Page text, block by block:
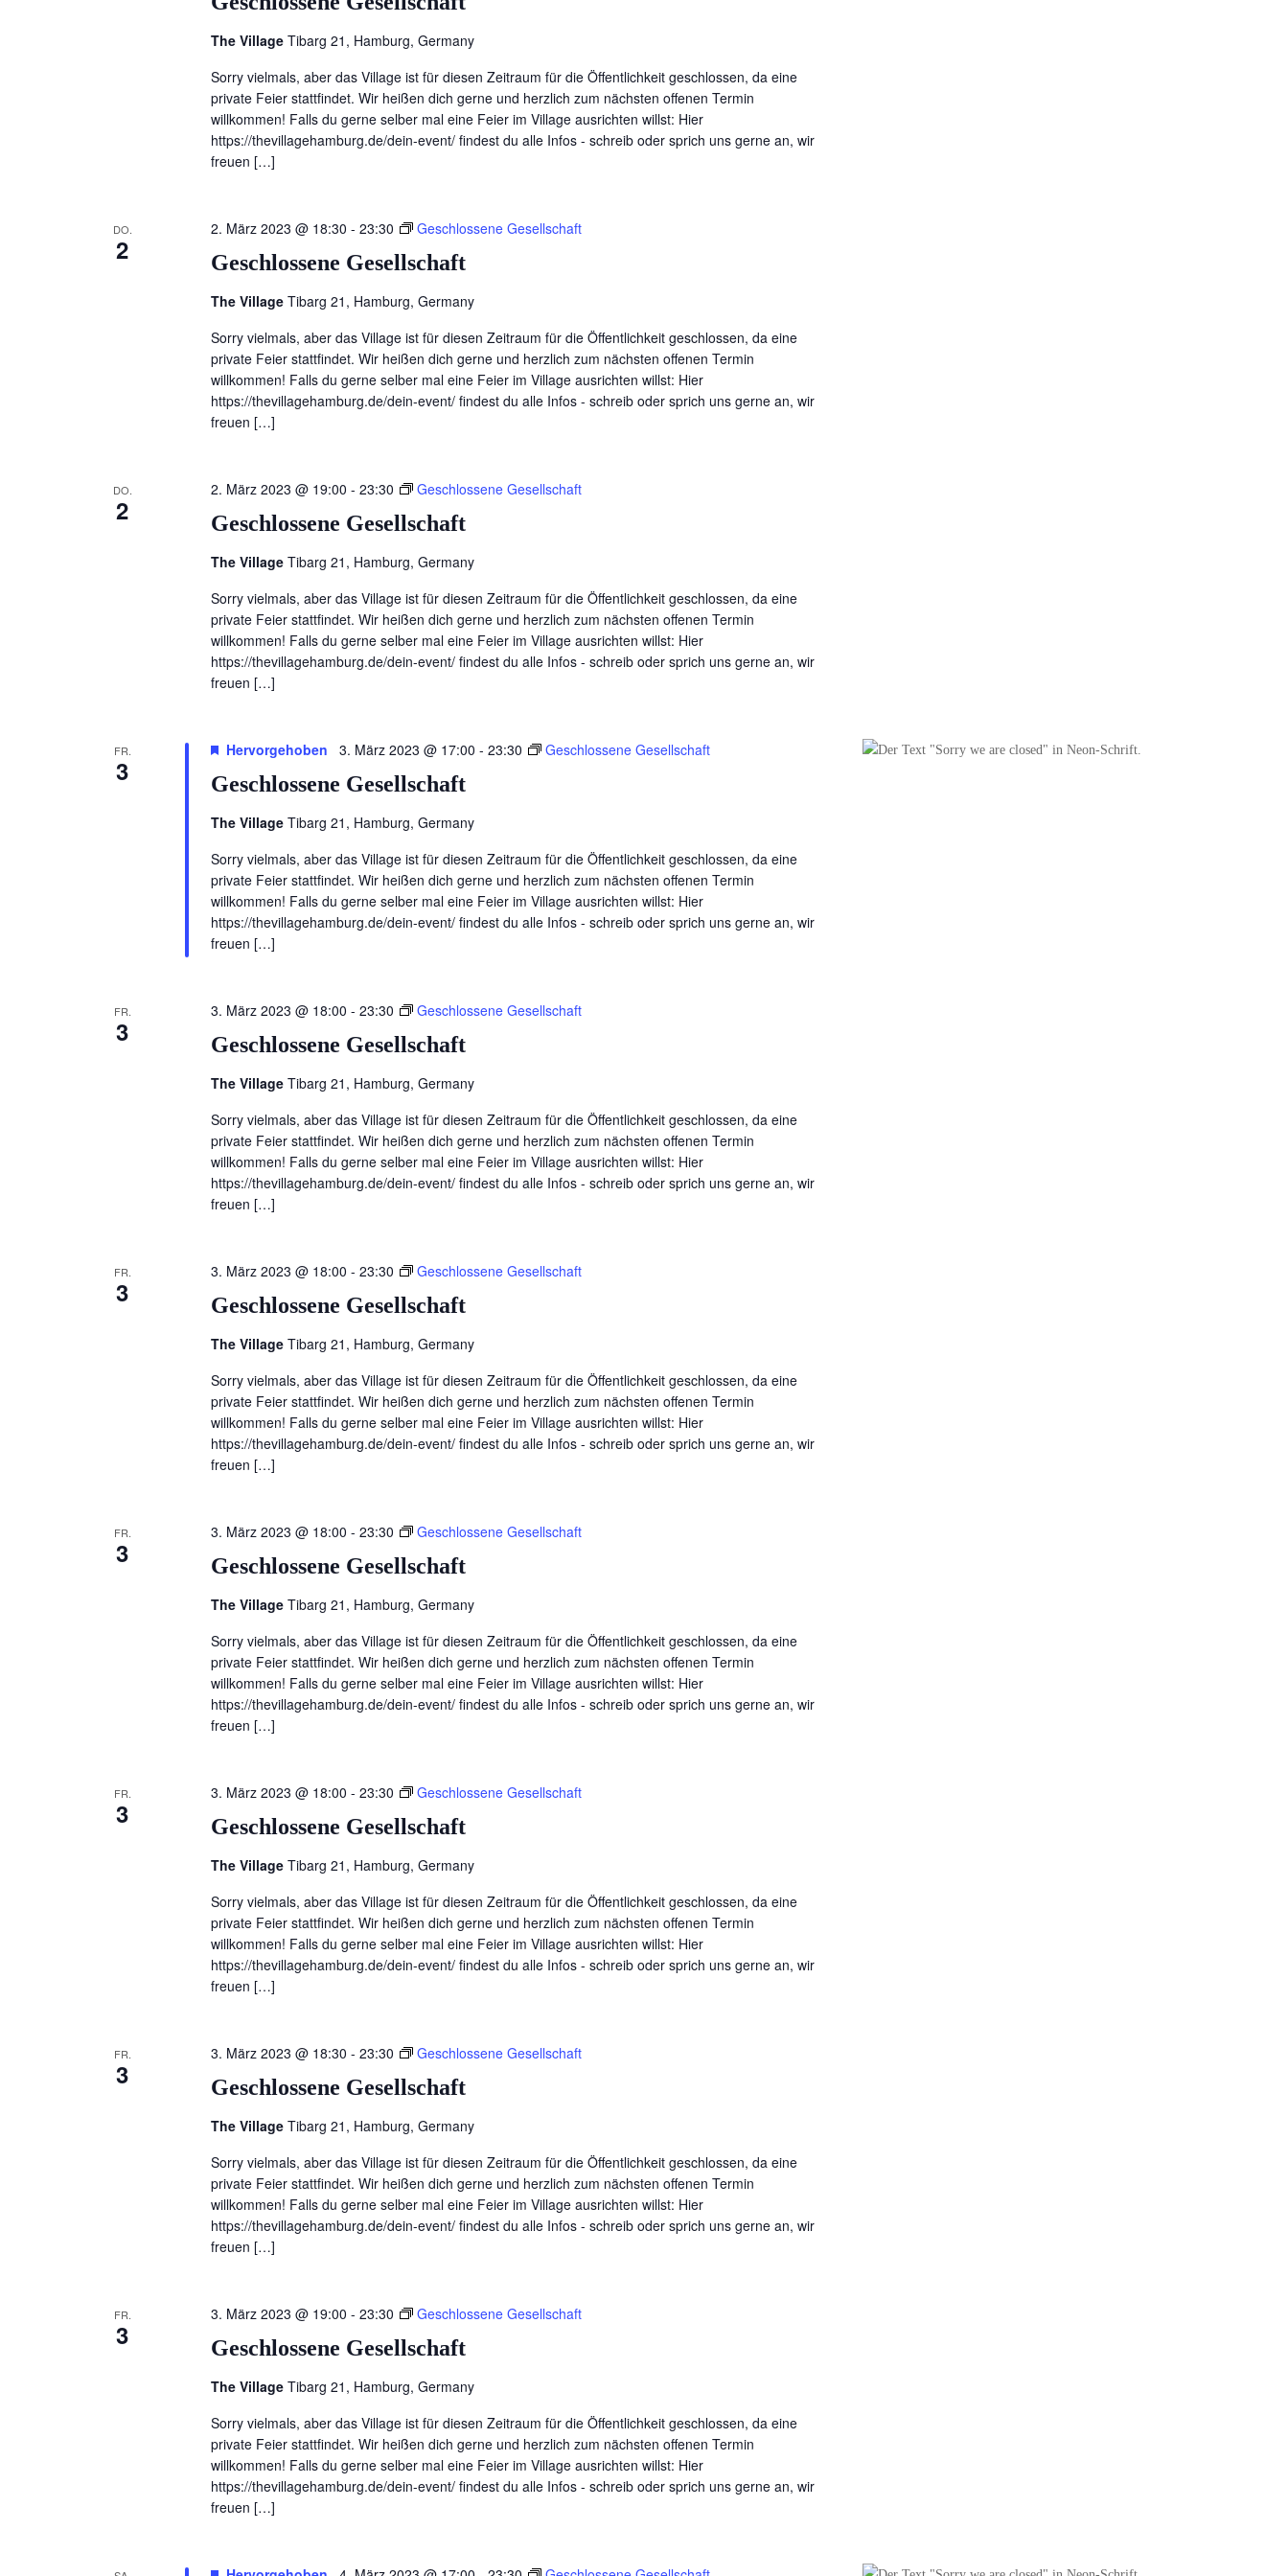
The Village Tibarg 21, Hamburg, Germany
Sorry vielmals, aber das Village ist für diesen Zeitraum für die Öffentlichkeit geschlossen, da eine
private Feier stattfindet. Wir heißen dich gerne und herzlich zum nächsten offenen Termin
willkommen! Falls du gerne selber mal eine Feier im Village ausrichten willst: Hier
https://thevillagehamburg.de/dein-event/ findest du alle Infos - schreib oder sprich uns gerne an, wir
freuen […]
DO.
2 Geschlossene Gesellschaft
2. März 2023 @ 18:30 - 23:30 Geschlossene Gesellschaft
The Village Tibarg 21, Hamburg, Germany
Sorry vielmals, aber das Village ist für diesen Zeitraum für die Öffentlichkeit geschlossen, da eine
private Feier stattfindet. Wir heißen dich gerne und herzlich zum nächsten offenen Termin
willkommen! Falls du gerne selber mal eine Feier im Village ausrichten willst: Hier
https://thevillagehamburg.de/dein-event/ findest du alle Infos - schreib oder sprich uns gerne an, wir
freuen […]
DO.
2 Geschlossene Gesellschaft
2. März 2023 @ 19:00 - 23:30 Geschlossene Gesellschaft
The Village Tibarg 21, Hamburg, Germany
Sorry vielmals, aber das Village ist für diesen Zeitraum für die Öffentlichkeit geschlossen, da eine
private Feier stattfindet. Wir heißen dich gerne und herzlich zum nächsten offenen Termin
willkommen! Falls du gerne selber mal eine Feier im Village ausrichten willst: Hier
https://thevillagehamburg.de/dein-event/ findest du alle Infos - schreib oder sprich uns gerne an, wir
freuen […]
FR.
3 Geschlossene Gesellschaft
Hervorgehoben 3. März 2023 @ 17:00 - 23:30 Geschlossene Gesellschaft
The Village Tibarg 21, Hamburg, Germany
Sorry vielmals, aber das Village ist für diesen Zeitraum für die Öffentlichkeit geschlossen, da eine
private Feier stattfindet. Wir heißen dich gerne und herzlich zum nächsten offenen Termin
willkommen! Falls du gerne selber mal eine Feier im Village ausrichten willst: Hier
https://thevillagehamburg.de/dein-event/ findest du alle Infos - schreib oder sprich uns gerne an, wir
freuen […]
FR.
3 Geschlossene Gesellschaft
3. März 2023 @ 18:00 - 23:30 Geschlossene Gesellschaft
The Village Tibarg 21, Hamburg, Germany
Sorry vielmals, aber das Village ist für diesen Zeitraum für die Öffentlichkeit geschlossen, da eine
private Feier stattfindet. Wir heißen dich gerne und herzlich zum nächsten offenen Termin
willkommen! Falls du gerne selber mal eine Feier im Village ausrichten willst: Hier
https://thevillagehamburg.de/dein-event/ findest du alle Infos - schreib oder sprich uns gerne an, wir
freuen […]
FR.
3 Geschlossene Gesellschaft
3. März 2023 @ 18:00 - 23:30 Geschlossene Gesellschaft
The Village Tibarg 21, Hamburg, Germany
Sorry vielmals, aber das Village ist für diesen Zeitraum für die Öffentlichkeit geschlossen, da eine
private Feier stattfindet. Wir heißen dich gerne und herzlich zum nächsten offenen Termin
willkommen! Falls du gerne selber mal eine Feier im Village ausrichten willst: Hier
https://thevillagehamburg.de/dein-event/ findest du alle Infos - schreib oder sprich uns gerne an, wir
freuen […]
FR.
3 Geschlossene Gesellschaft
3. März 2023 @ 18:00 - 23:30 Geschlossene Gesellschaft
The Village Tibarg 21, Hamburg, Germany
Sorry vielmals, aber das Village ist für diesen Zeitraum für die Öffentlichkeit geschlossen, da eine
private Feier stattfindet. Wir heißen dich gerne und herzlich zum nächsten offenen Termin
willkommen! Falls du gerne selber mal eine Feier im Village ausrichten willst: Hier
https://thevillagehamburg.de/dein-event/ findest du alle Infos - schreib oder sprich uns gerne an, wir
freuen […]
FR.
3 Geschlossene Gesellschaft
3. März 2023 @ 18:00 - 23:30 Geschlossene Gesellschaft
The Village Tibarg 21, Hamburg, Germany
Sorry vielmals, aber das Village ist für diesen Zeitraum für die Öffentlichkeit geschlossen, da eine
private Feier stattfindet. Wir heißen dich gerne und herzlich zum nächsten offenen Termin
willkommen! Falls du gerne selber mal eine Feier im Village ausrichten willst: Hier
https://thevillagehamburg.de/dein-event/ findest du alle Infos - schreib oder sprich uns gerne an, wir
freuen […]
FR.
3 Geschlossene Gesellschaft
3. März 2023 @ 18:30 - 23:30 Geschlossene Gesellschaft
The Village Tibarg 21, Hamburg, Germany
Sorry vielmals, aber das Village ist für diesen Zeitraum für die Öffentlichkeit geschlossen, da eine
private Feier stattfindet. Wir heißen dich gerne und herzlich zum nächsten offenen Termin
willkommen! Falls du gerne selber mal eine Feier im Village ausrichten willst: Hier
https://thevillagehamburg.de/dein-event/ findest du alle Infos - schreib oder sprich uns gerne an, wir
freuen […]
FR.
3 Geschlossene Gesellschaft
3. März 2023 @ 19:00 - 23:30 Geschlossene Gesellschaft
The Village Tibarg 21, Hamburg, Germany
Sorry vielmals, aber das Village ist für diesen Zeitraum für die Öffentlichkeit geschlossen, da eine
private Feier stattfindet. Wir heißen dich gerne und herzlich zum nächsten offenen Termin
willkommen! Falls du gerne selber mal eine Feier im Village ausrichten willst: Hier
https://thevillagehamburg.de/dein-event/ findest du alle Infos - schreib oder sprich uns gerne an, wir
freuen […]